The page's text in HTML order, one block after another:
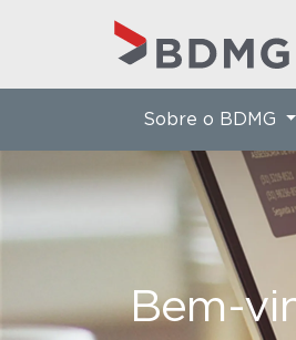
Bem-
Sobre o BDMG